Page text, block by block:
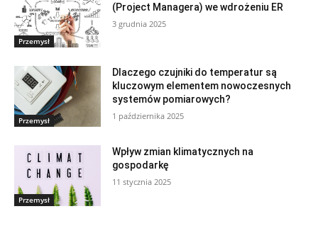
Przemysł
(Project Managera) we wdrożeniu ER
3 grudnia 2025
Przemysł
Dlaczego czujniki do temperatur są
kluczowym elementem nowoczesnych
systemów pomiarowych?
1 października 2025
Przemysł
Wpływ zmian klimatycznych na
gospodarkę
11 stycznia 2025